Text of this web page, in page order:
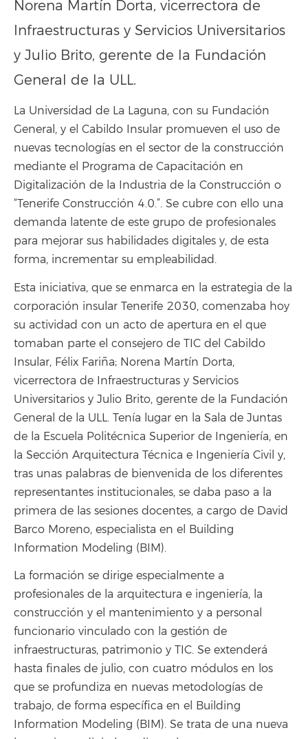
Norena Martín Dorta, vicerrectora de
Infraestructuras y Servicios Universitarios
y Julio Brito, gerente de la Fundación
General de la ULL.
La Universidad de La Laguna, con su Fundación
General, y el Cabildo Insular promueven el uso de
nuevas tecnologías en el sector de la construcción
mediante el Programa de Capacitación en
Digitalización de la Industria de la Construcción o
“Tenerife Construcción 4.0.”. Se cubre con ello una
demanda latente de este grupo de profesionales
para mejorar sus habilidades digitales y, de esta
forma, incrementar su empleabilidad.
Esta iniciativa, que se enmarca en la estrategia de la
corporación insular Tenerife 2030, comenzaba hoy
su actividad con un acto de apertura en el que
tomaban parte el consejero de TIC del Cabildo
Insular, Félix Fariña; Norena Martín Dorta,
vicerrectora de Infraestructuras y Servicios
Universitarios y Julio Brito, gerente de la Fundación
General de la ULL. Tenía lugar en la Sala de Juntas
de la Escuela Politécnica Superior de Ingeniería, en
la Sección Arquitectura Técnica e Ingeniería Civil y,
tras unas palabras de bienvenida de los diferentes
representantes institucionales, se daba paso a la
primera de las sesiones docentes, a cargo de David
Barco Moreno, especialista en el Building
Information Modeling (BIM).
La formación se dirige especialmente a
profesionales de la arquitectura e ingeniería, la
construcción y el mantenimiento y a personal
funcionario vinculado con la gestión de
infraestructuras, patrimonio y TIC. Se extenderá
hasta finales de julio, con cuatro módulos en los
que se profundiza en nuevas metodologías de
trabajo, de forma específica en el Building
Information Modeling (BIM). Se trata de una nueva